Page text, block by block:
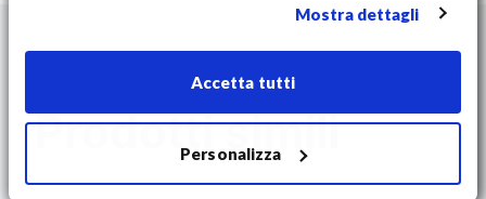
Mostra dettagli
Accetta tutti
Personalizza
Toepassingen
De QP1212HB3RR is een veelzijdige
pallet die gebruikt kan worden in
verschillende sectoren, zoals:
Prodotti simili